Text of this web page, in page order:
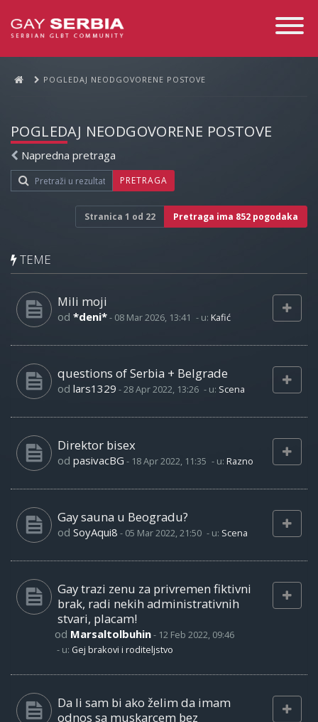
Toggle
POGLEDAJ NEODGOVORENE POSTOVE
POGLEDAJ NEODGOVORENE POSTOVE
Napredna pretraga
PRETRAGA
Stranica 1 od 22 Pretraga ima 852 pogodaka
TEME
Mili moji
od *deni*- 08 Mar 2026, 13:41 - u: Kafić
questions of Serbia + Belgrade
od lars1329 -28 Apr 2022, 13:26 - u: Scena
Direktor bisex
od pasivacBG - 18 Apr 2022, 11:35 - u: Razno
Gay sauna u Beogradu?
od SoyAqui8 - 05 Mar 2022, 21:50 - u: Scena
Gay trazi zenu za privremen fiktivni
brak, radi nekih administrativnih
stvari, placam!
od Marsaltolbuhin- 12 Feb 2022, 09:46
- u: Gej brakovi i roditeljstvo
Da li sam bi ako želim da imam
odnos sa muskarcem bez